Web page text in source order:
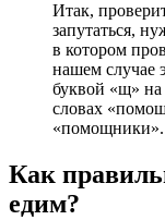
Итак,
запутаться,
в котором
нашем случае
буквой «щ»
словах
«помощники».
Как
едим?